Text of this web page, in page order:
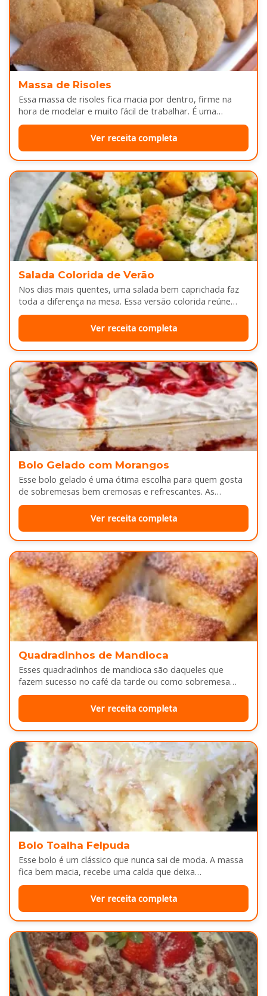
Massa de Risoles
Essa massa de risoles fica macia por dentro, firme na
hora de modelar e muito fácil de trabalhar. É uma…
Ver receita completa
Salada Colorida de Verão
Nos dias mais quentes, uma salada bem caprichada faz
toda a diferença na mesa. Essa versão colorida reúne
legumes cozidos…
Ver receita completa
Bolo Gelado com Morangos
Esse bolo gelado é uma ótima escolha para quem gosta
de sobremesas bem cremosas e refrescantes. As
camadas de massa…
Ver receita completa
Quadradinhos de Mandioca
Esses quadradinhos de mandioca são daqueles que
fazem sucesso no café da tarde ou como sobremesa
depois do almoço. Por…
Ver receita completa
Bolo Toalha Felpuda
Esse bolo é um clássico que nunca sai de moda. A massa
fica bem macia, recebe uma calda que deixa…
Ver receita completa